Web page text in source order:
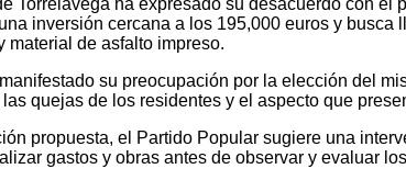
Torrelavega ha expresado su desacuerdo con
inversión cercana a los 195,000 euros y
de asfalto impreso.
su preocupación por la elección del
quejas de los residentes y el aspecto que
propuesta, el Partido Popular sugiere una
gastos y obras antes de observar y evaluar